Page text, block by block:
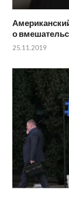
о
25.11.2019